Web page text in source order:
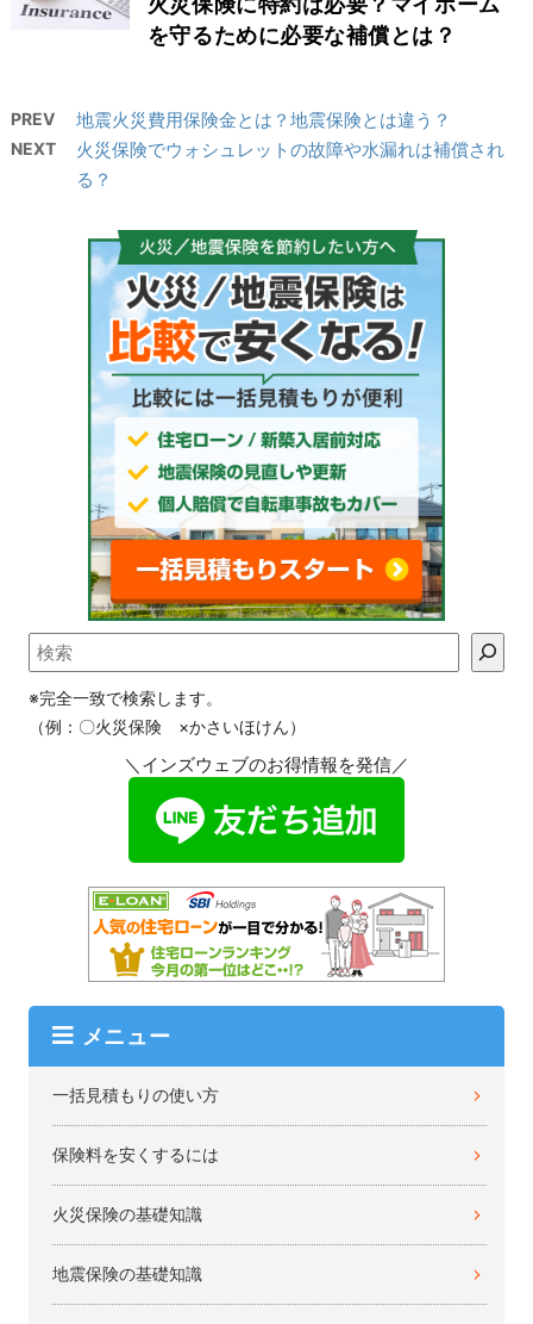
を守るために必要な補償とは？
PREV 地震火災費用保険金とは？地震保険とは違う？
NEXT
火災保険でウォシュレットの故障や水漏れは補償され
る？
※完全一致で検索します。
（例：〇火災保険 ×かさいほけん）
＼インズウェブのお得情報を発信／
メニュー
一括見積もりの使い方
保険料を安くするには
火災保険の基礎知識
地震保険の基礎知識